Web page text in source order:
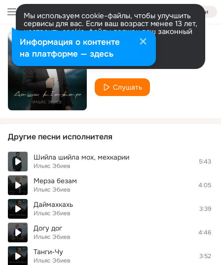
Войти
Мы используем cookie-файлы, чтобы улучшить
сервисы для вас. Если ваш возраст менее 13 лет,
настроить cookie-файлы должен ваш законный
представитель. Больше информации
Разрешить все Настроить
И хьа бlаьргаш
Ильяс Эбиев
Слушать
Другие песни исполнителя
Шийла шийла мох, мехкарии
Ильяс Эбиев
5:43
Мерза безам
Ильяс Эбиев
4:05
Даймахкахь
Ильяс Эбиев
3:39
Догу дог
Ильяс Эбиев
4:46
Танги-Чу
Ильяс Эбиев
3:52
Информация о контенте
на платформе — здесь